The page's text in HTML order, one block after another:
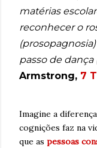
matérias
reconhecer o
passo de dança
Armstrong, 7
Imagine a
cognições faz na
que as pessoas